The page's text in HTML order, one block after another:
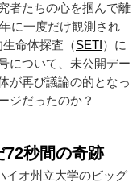
者たちの心を掴んで離
に一度だけ観測され
命体探査（SETI）に
について、未公開デー
が再び議論の的となっ
ジだったのか？
72秒間の奇跡
イオ州立大学のビッグ